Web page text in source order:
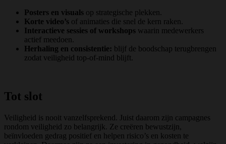
Posters en visuals op strategische plekken.
Korte video’s of animaties die snel de kern raken.
Interactieve sessies of workshops waarin medewerkers
actief meedoen.
Herhaling en consistentie: blijf de boodschap terugbrengen
zodat veiligheid top-of-mind blijft.
Tot slot
Veiligheid is nooit vanzelfsprekend. Juist daarom zijn campagnes
rondom veiligheid zo belangrijk. Ze creëren bewustzijn,
beïnvloeden gedrag positief en helpen risico’s en kosten te